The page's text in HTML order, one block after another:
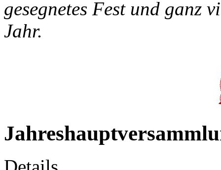
gesegnetes Fest und ganz
Jahr.